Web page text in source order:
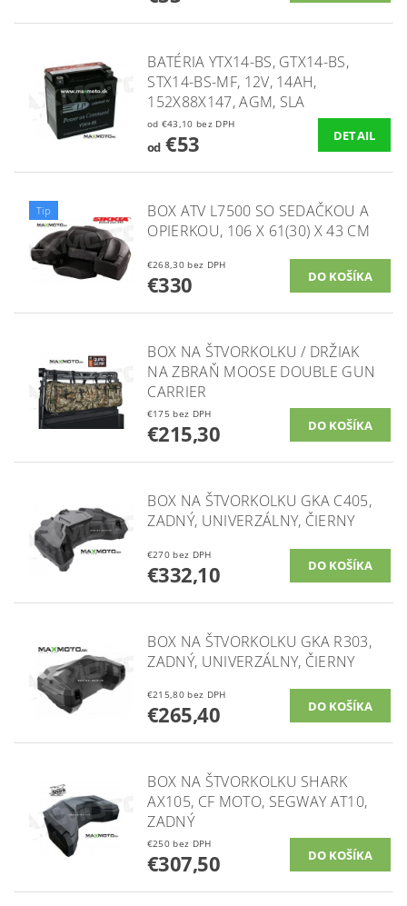
BATÉRIA YTX14-BS, GTX14-BS,
STX14-BS-MF, 12V, 14AH,
152X88X147, AGM, SLA
od €43,10 bez DPH
od€53 DETAIL
Tip
BOX ATV L7500 SO SEDAČKOU A
OPIERKOU, 106 X 61(30) X 43 CM
€268,30 bez DPH
€330
BOX NA ŠTVORKOLKU / DRŽIAK
NA ZBRAŇ MOOSE DOUBLE GUN
CARRIER
€175 bez DPH
€215,30
BOX NA ŠTVORKOLKU GKA C405,
ZADNÝ, UNIVERZÁLNY, ČIERNY
€270 bez DPH
€332,10
BOX NA ŠTVORKOLKU GKA R303,
ZADNÝ, UNIVERZÁLNY, ČIERNY
€215,80 bez DPH
€265,40
BOX NA ŠTVORKOLKU SHARK
AX105, CF MOTO, SEGWAY AT10,
ZADNÝ
€250 bez DPH
€307,50